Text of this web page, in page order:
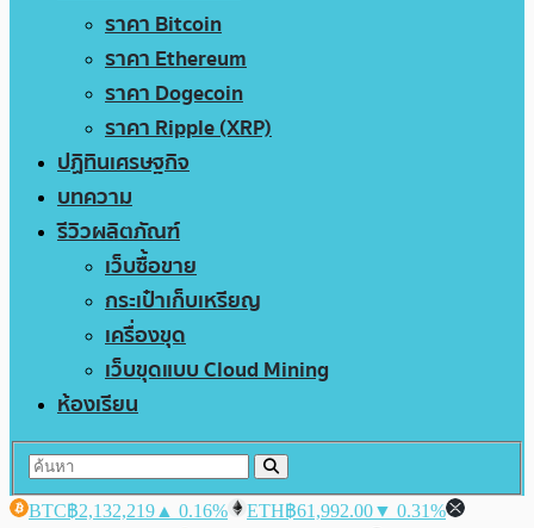
ราคา Bitcoin
ราคา Ethereum
ราคา Dogecoin
ราคา Ripple (XRP)
ปฏิทินเศรษฐกิจ
บทความ
รีวิวผลิตภัณฑ์
เว็บซื้อขาย
กระเป๋าเก็บเหรียญ
เครื่องขุด
เว็บขุดแบบ Cloud Mining
ห้องเรียน
BTC฿2,132,219 ▲ 0.16% ETH฿61,992.00▼ 0.31%